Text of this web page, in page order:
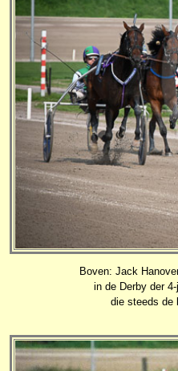
Boven: Jack
in de Derby der
die steeds de